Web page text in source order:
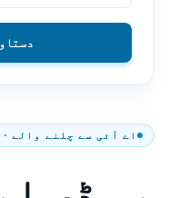
اے آئی سے چلنے والے · 120+ زبانیں